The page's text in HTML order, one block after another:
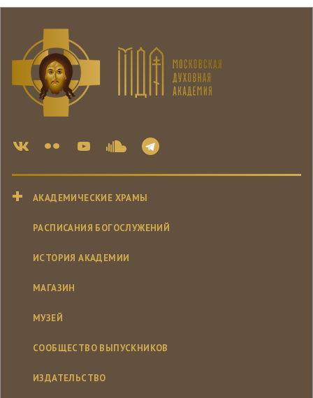
АКАДЕМИЧЕСКИЕ ХРАМЫ
РАСПИСАНИЯ БОГОСЛУЖЕНИЙ
ИСТОРИЯ АКАДЕМИИ
МАГАЗИН
МУЗЕЙ
СООБЩЕСТВО ВЫПУСКНИКОВ
ИЗДАТЕЛЬСТВО